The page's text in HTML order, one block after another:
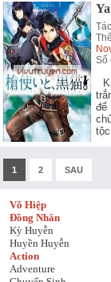
Số
để
1 2 SAU
Võ Hiệp
Đồng Nhân
Kỳ Huyễn
Huyền Huyễn
Action
Adventure